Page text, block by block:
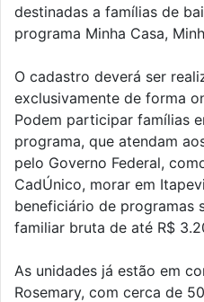
destinadas a famílias de
programa Minha Casa,
O cadastro deverá ser
exclusivamente de forma
Podem participar famílias
programa, que atendam
pelo Governo Federal,
CadÚnico, morar em
beneficiário de programas
familiar bruta de até R$
As unidades já estão em
Rosemary, com cerca de